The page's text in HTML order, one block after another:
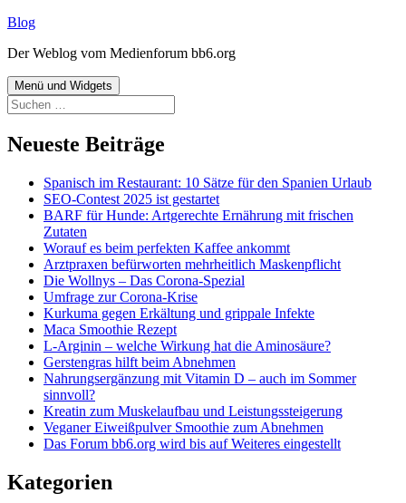
Zum
springen
Blog
Der Weblog vom Medienforum bb6.org
Menü und Widgets
Suchen
nach:
Neueste Beiträge
Spanisch im Restaurant: 10 Sätze für den Spanien Urlaub
SEO-Contest 2025 ist gestartet
BARF für Hunde: Artgerechte Ernährung mit frischen
Zutaten
Worauf es beim perfekten Kaffee ankommt
Arztpraxen befürworten mehrheitlich Maskenpflicht
Die Wollnys – Das Corona-Spezial
Umfrage zur Corona-Krise
Kurkuma gegen Erkältung und grippale Infekte
Maca Smoothie Rezept
L-Arginin – welche Wirkung hat die Aminosäure?
Gerstengras hilft beim Abnehmen
Nahrungsergänzung mit Vitamin D – auch im Sommer
sinnvoll?
Kreatin zum Muskelaufbau und Leistungssteigerung
Veganer Eiweißpulver Smoothie zum Abnehmen
Das Forum bb6.org wird bis auf Weiteres eingestellt
Kategorien